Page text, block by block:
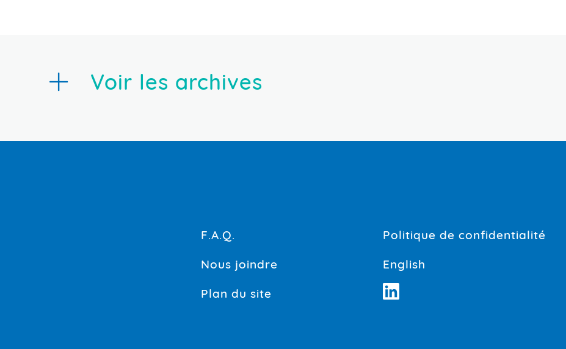
Voir les archives
F.A.Q.
Nous joindre
Plan du site
Politique de confidentialité
English